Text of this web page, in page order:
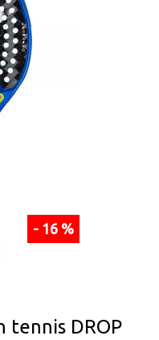
- 16 %
tennis DROP